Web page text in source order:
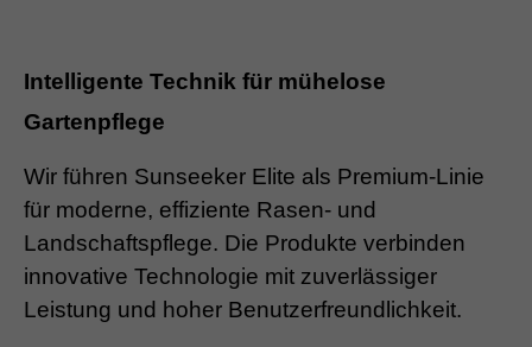
Intelligente Technik für mühelose
Gartenpflege
Wir führen Sunseeker Elite als Premium-Linie
für moderne, effiziente Rasen- und
Landschaftspflege. Die Produkte verbinden
innovative Technologie mit zuverlässiger
Leistung und hoher Benutzerfreundlichkeit.